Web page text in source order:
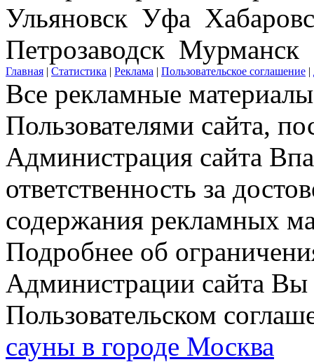
Ульяновск Уфа
Петрозаводск Мурманск
Главная | Статистика | Реклама | Пользовательское соглашение |
Все рекламные
Пользователями сайта,
Администрация сайта
ответственность за
содержания рекламных
Подробнее об
Администрации сайта Вы
Пользовательском
сауны в городе Москва